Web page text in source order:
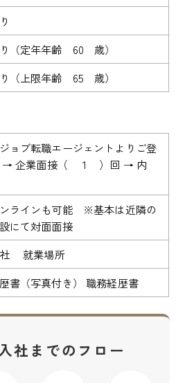
（定年年齢 60 歳）
（上限年齢 65 歳）
ョブ転職エージェントよりご登
→ 企業面接（ １ ）回 → 内
ラインも可能 ※基本は近隣の
にて対面面接
就業場所
書（写真付き） 職務経歴書
社までのフロー